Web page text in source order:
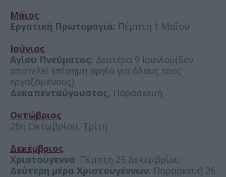
Μάιος
Εργατική Πρωτομαγιά: Πέμπτη 1 Μαΐου
Ιούνιος
Αγίου Πνεύματος: Δευτέρα 9 Ιουνίου(δεν
αποτελεί επίσημη αργία για όλους τους
εργαζόμενους)
Δεκαπενταύγουστος, Παρασκευή
Οκτώβριος
28η Οκτωβρίου, Τρίτη
Δεκέμβριος
Χριστούγεννα: Πέμπτη 25 Δεκεμβρίου
Δεύτερη μέρα Χριστουγέννων: Παρασκευή 26